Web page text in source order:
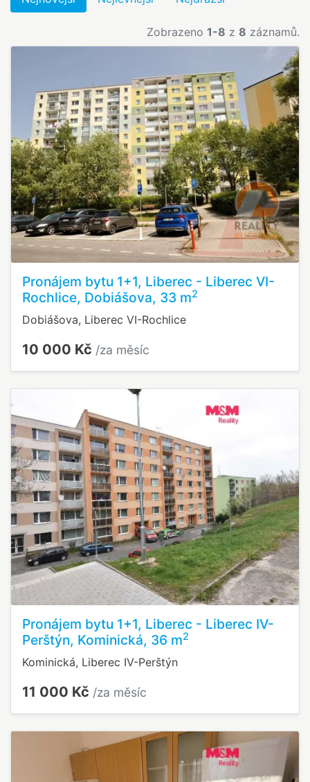
Zobrazeno 1-8 z 8 záznamů.
Pronájem bytu 1+1, Liberec - Liberec VI-
Rochlice, Dobiášova, 33 m2
Dobiášova, Liberec VI-Rochlice
10 000 Kč /za měsíc
Pronájem bytu 1+1, Liberec - Liberec IV-
Perštýn, Kominická, 36 m2
Kominická, Liberec IV-Perštýn
11 000 Kč /za měsíc